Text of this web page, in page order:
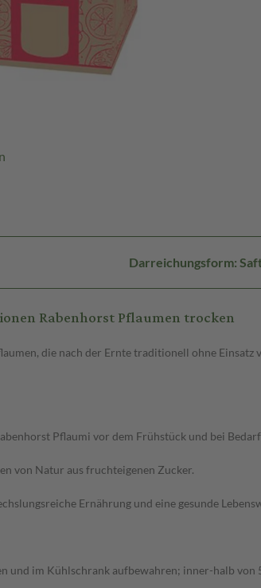
Darreichungsform:
Rabenhorst Pflaumen trocken
die nach der Ernte traditionell ohne
Pflaumi vor dem Frühstück und bei
von Natur aus fruchteigenen Zucker.
Ernährung und eine gesunde
und im Kühlschrank aufbewahren; inner-halb von